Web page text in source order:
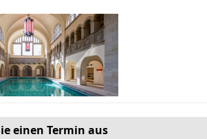
einen Termin aus